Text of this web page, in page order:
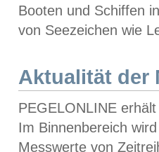
Booten und Schiffen
von Seezeichen wie
Aktualität der
PEGELONLINE
Im Binnenbereich
Messwerte von